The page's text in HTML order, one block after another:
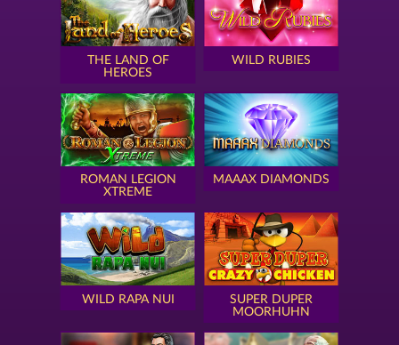
THE LAND OF
HEROES
WILD RUBIES
ROMAN LEGION
XTREME
MAAAX DIAMONDS
WILD RAPA NUI
SUPER DUPER
MOORHUHN